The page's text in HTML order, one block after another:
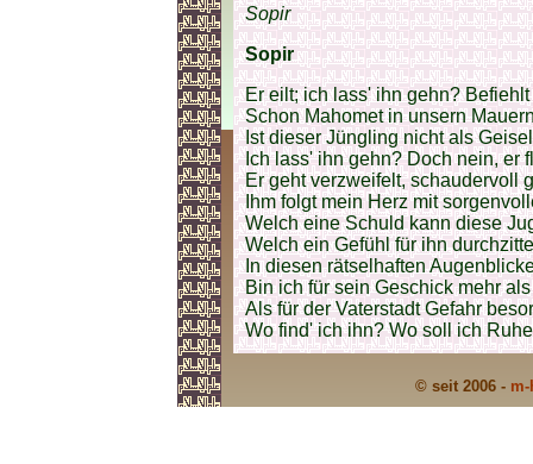
Sopir
Sopir
Er eilt; ich lass' ihn gehn?
Schon Mahomet in unsern
Ist dieser Jüngling nicht als
Ich lass' ihn gehn? Doch nein, er
Er geht verzweifelt, schaudervoll
Ihm folgt mein Herz mit
Welch eine Schuld kann diese
Welch ein Gefühl für ihn
In diesen rätselhaften
Bin ich für sein Geschick mehr
Als für der Vaterstadt Gefahr
Wo find' ich ihn? Wo soll ich
© seit 2006 -